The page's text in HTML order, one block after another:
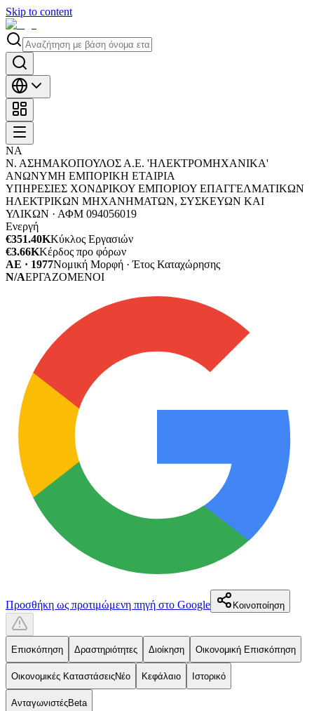
Skip to content
ΝΑ
Ν. ΑΣΗΜΑΚΟΠΟΥΛΟΣ Α.Ε. 'ΗΛΕΚΤΡΟΜΗΧΑΝΙΚΑ'
ΑΝΩΝΥΜΗ ΕΜΠΟΡΙΚΗ ΕΤΑΙΡΙΑ
ΥΠΗΡΕΣΙΕΣ ΧΟΝΔΡΙΚΟΥ ΕΜΠΟΡΙΟΥ ΕΠΑΓΓΕΛΜΑΤΙΚΩΝ
ΗΛΕΚΤΡΙΚΩΝ ΜΗΧΑΝΗΜΑΤΩΝ, ΣΥΣΚΕΥΩΝ ΚΑΙ
ΥΛΙΚΩΝ · ΑΦΜ 094056019
Ενεργή
€351.40KΚύκλος Εργασιών
€3.66KΚέρδος προ φόρων
ΑΕ · 1977Νομική Μορφή · Έτος Καταχώρησης
N/AΕΡΓΑΖΟΜΕΝΟΙ
Προσθήκη ως προτιμώμενη πηγή στο Google Κοινοποίηση
Επισκόπηση Δραστηριότητες Διοίκηση Οικονομική Επισκόπηση
Οικονομικές ΚαταστάσειςΝέο Κεφάλαιο Ιστορικό
ΑνταγωνιστέςBeta